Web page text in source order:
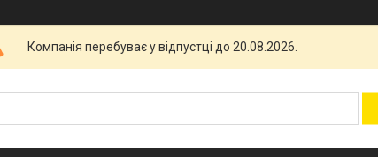
Компанія перебуває у відпустці до 20.08.2026.